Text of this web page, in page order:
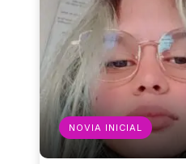
NOVIA INICIAL